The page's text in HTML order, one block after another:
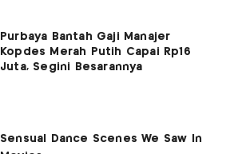
Purbaya Bantah Gaji Manajer
Kopdes Merah Putih Capai Rp16
Juta, Segini Besarannya